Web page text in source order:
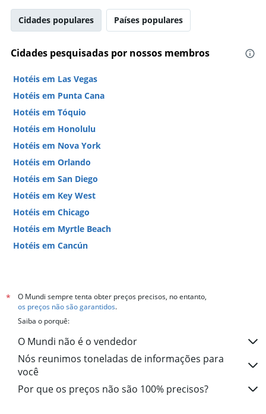
Cidades populares Países populares
Cidades pesquisadas por nossos membros
Hotéis em Las Vegas
Hotéis em Punta Cana
Hotéis em Tóquio
Hotéis em Honolulu
Hotéis em Nova York
Hotéis em Orlando
Hotéis em San Diego
Hotéis em Key West
Hotéis em Chicago
Hotéis em Myrtle Beach
Hotéis em Cancún
*
O Mundi sempre tenta obter preços precisos, no entanto,
os preços não são garantidos.
Saiba o porquê:
O Mundi não é o vendedor
Nós reunimos toneladas de informações para
você
Por que os preços não são 100% precisos?